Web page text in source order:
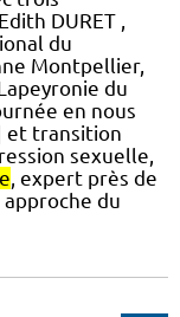
DURET ,
du
Montpellier,
du
en nous
et transition
sexuelle,
, expert près de
du